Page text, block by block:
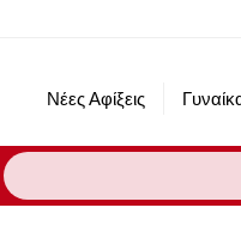
Νέες Αφίξεις